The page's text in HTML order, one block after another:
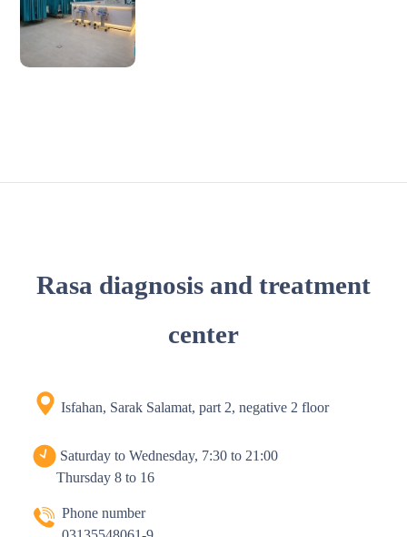
Rasa diagnosis and treatment
center
Isfahan, Sarak Salamat, part 2, negative 2 floor
Saturday to Wednesday, 7:30 to 21:00
Thursday 8 to 16
Phone number